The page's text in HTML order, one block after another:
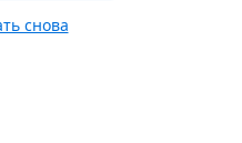
снова